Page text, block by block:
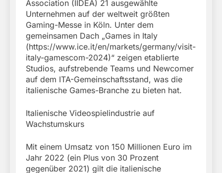
Association (IIDEA) 21 ausgewählte
Unternehmen auf der weltweit größten
Gaming-Messe in Köln. Unter dem
gemeinsamen Dach „Games in Italy
(https://www.ice.it/en/markets/germany/visit-
italy-gamescom-2024)“ zeigen etablierte
Studios, aufstrebende Teams und Newcomer
auf dem ITA-Gemeinschaftsstand, was die
italienische Games-Branche zu bieten hat.
Italienische Videospielindustrie auf
Wachstumskurs
Mit einem Umsatz von 150 Millionen Euro im
Jahr 2022 (ein Plus von 30 Prozent
gegenüber 2021) gilt die italienische